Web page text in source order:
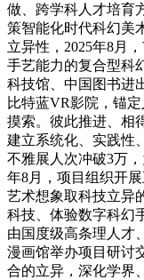
做、跨学科人才培育
策智能化时代科幻美
立异性，2025年8月
手艺能力的复合型科
科技馆、中国图书进
比特蓝VR影院，锚
摸索。彼此推进、相
建立系统化、实践性
不雅展人次冲破3万
年8月，项目组织开
艺术想象取科技立异
科技、体验数字科幻
由国度级高条理人才
漫画馆举办项目研讨
合的立异，深化学界